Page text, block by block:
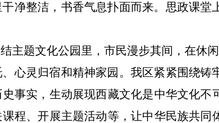
净整洁，书香气息扑面而来。思政课
主题文化公园里，市民漫步其间，在休
心灵归宿和精神家园。我区紧紧围绕
事实，生动展现西藏文化是中华文化
程、开展主题活动等，让中华民族共